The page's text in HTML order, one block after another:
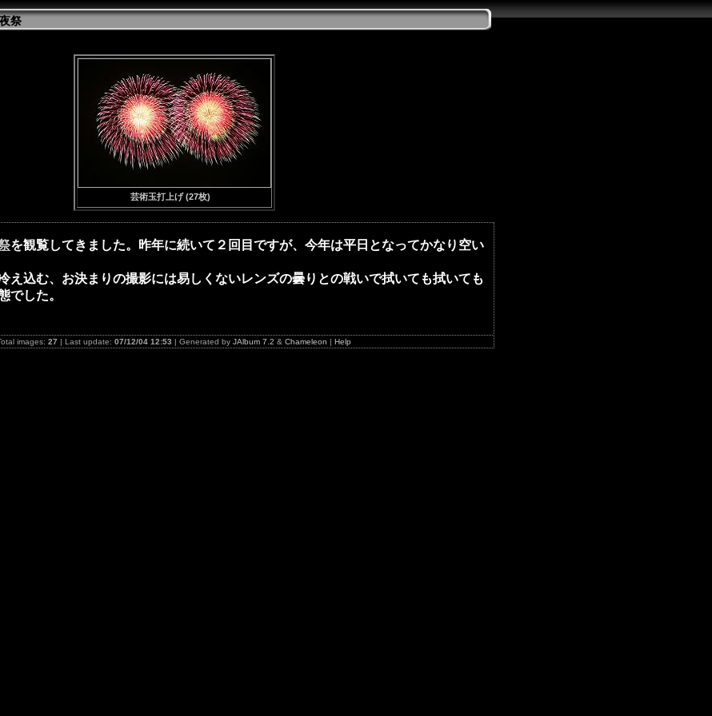
祭
芸術玉打上げ (27枚)
を観覧してきました。昨年に続いて２回目ですが、今年は平日となってかなり空い
込む、お決まりの撮影には易しくないレンズの曇りとの戦いで拭いても拭いても
でした。
images:27 | Last update:07/12/04 12:53 | Generated byJAlbum 7.2 &Chameleon |Help